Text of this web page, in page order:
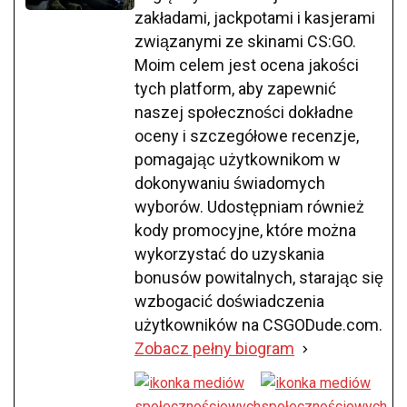
zakładami, jackpotami i kasjerami
związanymi ze skinami CS:GO.
Moim celem jest ocena jakości
tych platform, aby zapewnić
naszej społeczności dokładne
oceny i szczegółowe recenzje,
pomagając użytkownikom w
dokonywaniu świadomych
wyborów. Udostępniam również
kody promocyjne, które można
wykorzystać do uzyskania
bonusów powitalnych, starając się
wzbogacić doświadczenia
użytkowników na CSGODude.com.
Zobacz pełny biogram